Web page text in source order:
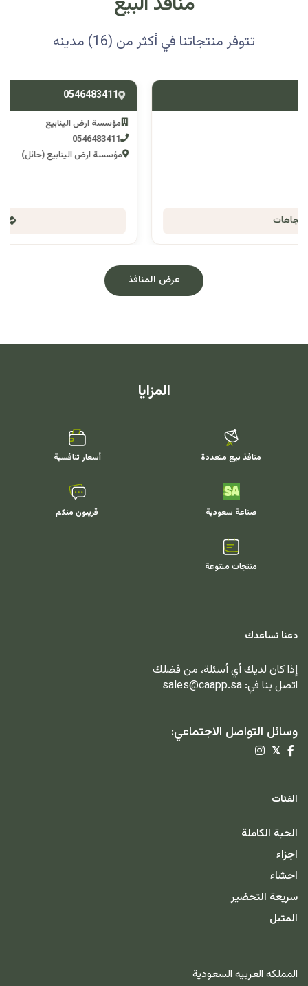
تتوفر منتجاتنا في أكثر من (16) مدينه
عرض المنافذ
المزايا
منافذ بيع متعددة أسعار تنافسية
صناعة سعودية قريبون منكم
منتجات متنوعة
دعنا نساعدك
إذا كان لديك أي أسئلة، من فضلك
اتصل بنا في: sales@caapp.sa
وسائل التواصل الاجتماعي:
𝕏
الفئات
الحبة الكاملة
اجزاء
احشاء
سريعة التحضير
المتبل
المملكه العربيه السعودية